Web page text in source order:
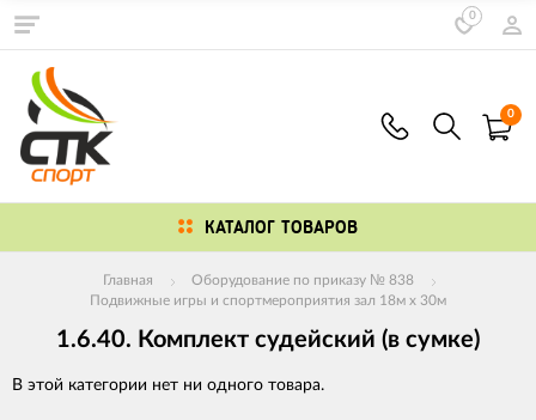
0
0
КАТАЛОГ ТОВАРОВ
Главная
Оборудование по приказу № 838
Подвижные игры и спортмероприятия зал 18м х 30м
1.6.40. Комплект судейский (в сумке)
В этой категории нет ни одного товара.